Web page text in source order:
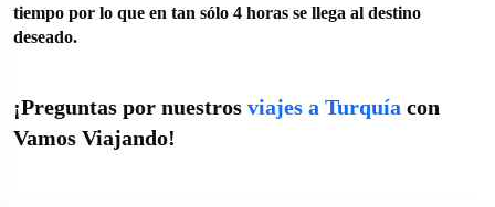
tiempo por lo que en tan sólo 4 horas se llega al destino
deseado.
¡Preguntas por nuestros viajes a Turquía con
Vamos Viajando!